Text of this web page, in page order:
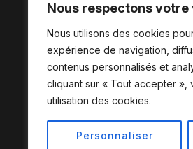
Nous respectons votre
Nous utilisons des cookies
expérience de navigation,
contenus personnalisés et
cliquant sur « Tout accepter »,
utilisation des cookies.
Personnaliser